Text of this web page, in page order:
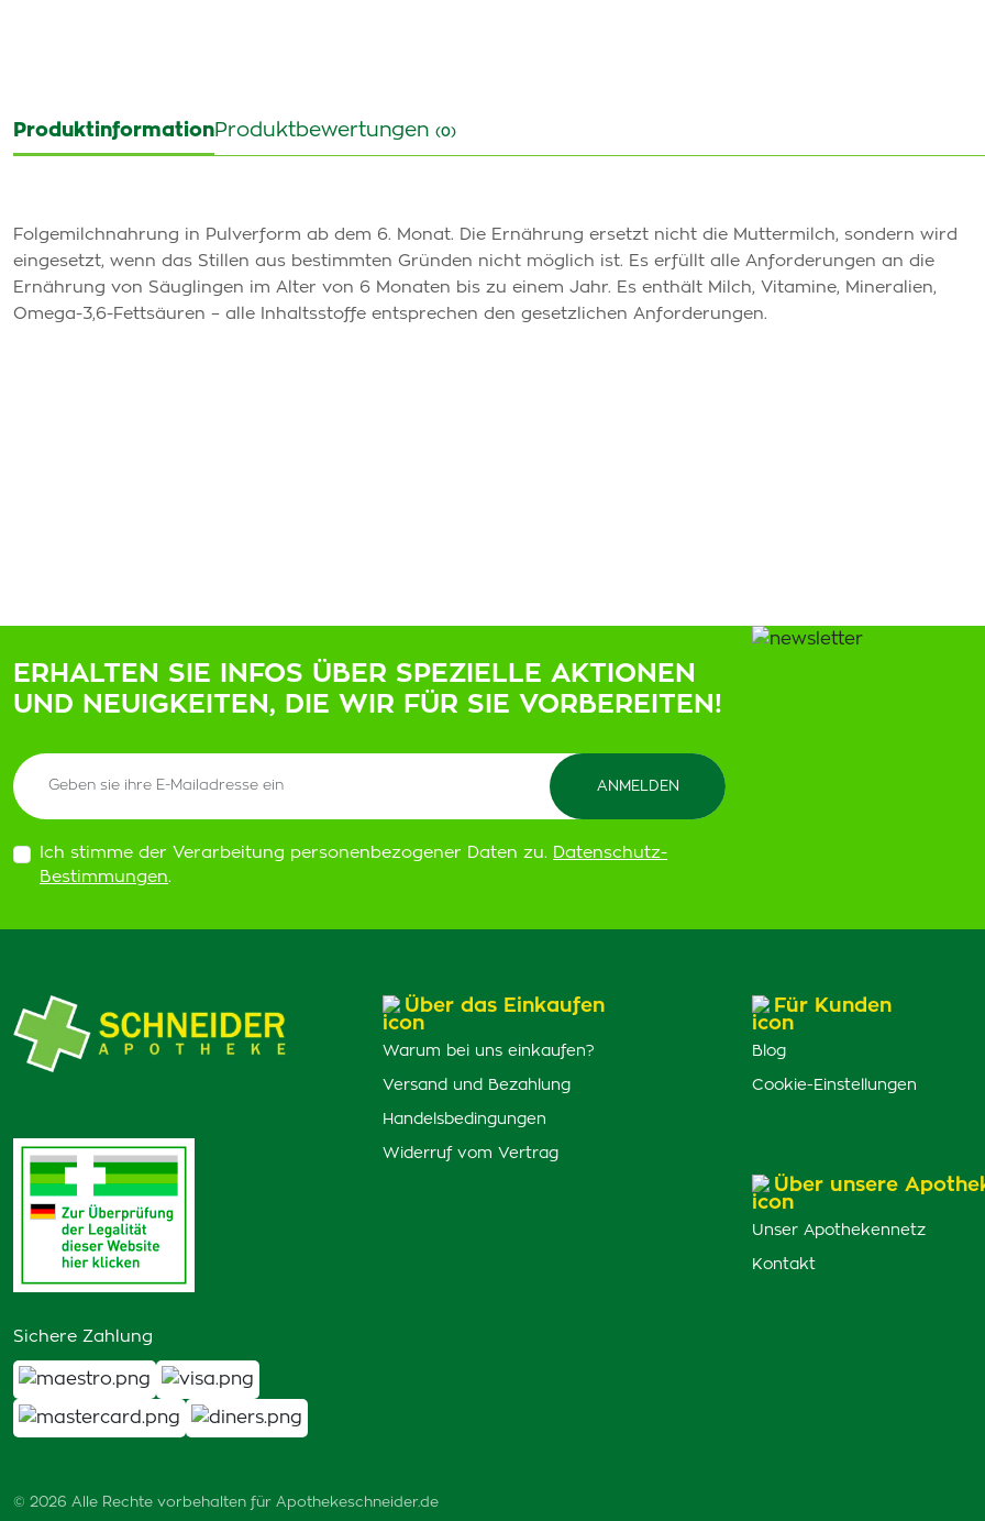
ProduktinformationProduktbewertungen (0)
Folgemilchnahrung in Pulverform ab dem 6. Monat. Die Ernährung ersetzt nicht die Muttermilch, sondern wird
eingesetzt, wenn das Stillen aus bestimmten Gründen nicht möglich ist. Es erfüllt alle Anforderungen an die
Ernährung von Säuglingen im Alter von 6 Monaten bis zu einem Jahr. Es enthält Milch, Vitamine, Mineralien,
Omega-3,6-Fettsäuren – alle Inhaltsstoffe entsprechen den gesetzlichen Anforderungen.
ERHALTEN SIE INFOS ÜBER SPEZIELLE AKTIONEN
UND NEUIGKEITEN, DIE WIR FÜR SIE VORBEREITEN!
Ich stimme der Verarbeitung personenbezogener Daten zu. Datenschutz-
Bestimmungen.
Sichere Zahlung
Über das Einkaufen
Warum bei uns einkaufen?
Versand und Bezahlung
Handelsbedingungen
Widerruf vom Vertrag
Für Kunden
Blog
Cookie-Einstellungen
Über unsere
Unser Apothekennetz
Kontakt
© 2026 Alle Rechte vorbehalten für Apothekeschneider.de